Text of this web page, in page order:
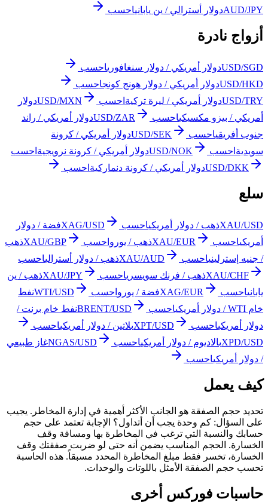
AUD/JPYدولار أسترالي / ين يابانياحسب
أزواج نادرة
USD/SGDدولار أمريكي / دولار سنغافورياحسب
USD/HKDدولار أمريكي / دولار هونج كونجاحسب
USD/TRYدولار أمريكي / ليرة تركية احسب USD/MXNدولار
أمريكي / بيزو مكسيكياحسب USD/ZARدولار أمريكي / راند
جنوب أفريقياحسب USD/SEKدولار أمريكي / كرونة
سويدية احسب USD/NOKدولار أمريكي / كرونة نرويجية احسب
USD/DKKدولار أمريكي / كرونة دنماركية احسب
سلع
XAU/USDذهب / دولار أمريكياحسب XAG/USDفضة / دولار
أمريكياحسب XAU/EURذهب / يورو احسب XAU/GBPذهب
/ جنيه إسترلينياحسب XAU/AUDذهب / دولار أسترالياحسب
XAU/CHFذهب / فرنك سويسرياحسب XAU/JPYذهب / ين
يابانياحسب XAG/EURفضة / يورو احسب WTI/USDنفط
خام WTI / دولار أمريكي
احسب BRENT/USDنفط خام برنت /
دولار أمريكياحسب XPT/USDبلاتين / دولار أمريكياحسب
XPD/USDبالاديوم / دولار أمريكياحسب NGAS/USDغاز طبيعي
/ دولار أمريكياحسب
كيف يعمل
تحديد حجم الصفقة هو الجانب الأكثر أهمية في إدارة المخاطر. يجيب
على السؤال: كم وحدة يجب أن أتداول؟ الإجابة تعتمد على حجم
حسابك والنسبة التي ترغب في المخاطرة بها ومسافة وقف
الخسارة. الحجم المناسب يضمن أنه حتى لو ضربت صفقتك وقف
الخسارة، تخسر فقط مبلغ المخاطرة المحدد مسبقاً. هذه الحاسبة
تحسب حجم الصفقة الأمثل باللوتات والوحدات.
حاسبات فوركس أخرى